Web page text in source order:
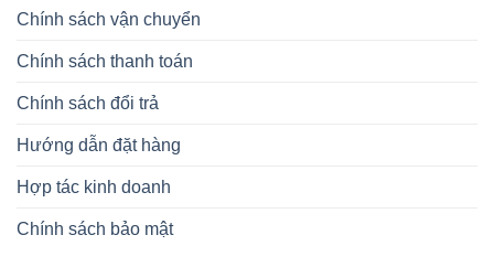
Chính sách vận chuyển
Chính sách thanh toán
Chính sách đổi trả
Hướng dẫn đặt hàng
Hợp tác kinh doanh
Chính sách bảo mật